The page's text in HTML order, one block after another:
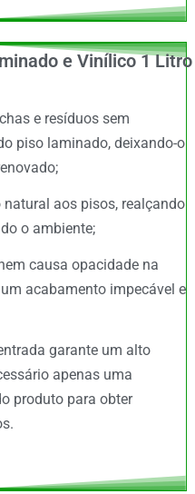
e Vinílico 1 Litro
e resíduos sem
piso laminado, deixando-o
aos pisos, realçando
o ambiente;
causa opacidade na
acabamento impecável e
garante um alto
apenas uma
produto para obter